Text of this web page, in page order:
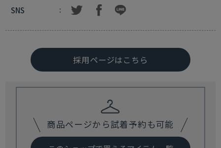
SNS
採用ページはこちら
商品ページから試着予約も可能